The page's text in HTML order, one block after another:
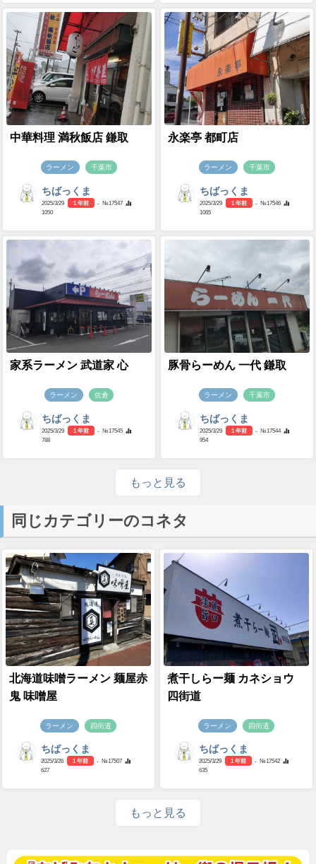
中華料理 満秋飯店 鎌取
ラーメン 千葉市
ちばっくま
2025/3/29 1 年前
- №17547
1050
永楽亭 都町店
ラーメン 千葉市
ちばっくま
2025/3/29 1 年前
- №17546
1065
家系ラーメン 武道家 心
ラーメン 佐倉
ちばっくま
2025/3/29 1 年前
- №17545
788
豚骨らーめん 一代 鎌取
ラーメン 千葉市
ちばっくま
2025/3/29 1 年前
- №17544
954
もっと見る
同じカテゴリーのコネタ
北海道味噌ラーメン 麺屋赤
鬼 味噌屋
ラーメン 四街道
ちばっくま
2025/3/26 1 年前
- №17507
627
煮干しらー麺 カネショウ
四街道
ラーメン 四街道
ちばっくま
2025/3/29 1 年前
- №17542
635
もっと見る